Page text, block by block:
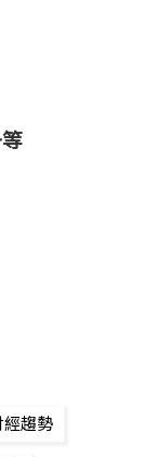
經趨勢